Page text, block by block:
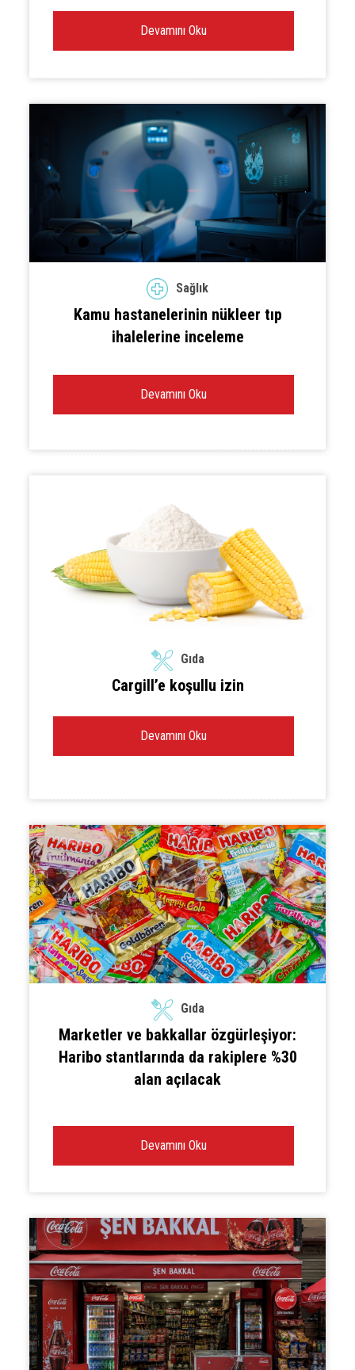
Devamını Oku
Sağlık
Kamu hastanelerinin nükleer tıp
ihalelerine inceleme
Devamını Oku
Gıda
Cargill’e koşullu izin
Devamını Oku
Gıda
Marketler ve bakkallar özgürleşiyor:
Haribo stantlarında da rakiplere %30
alan açılacak
Devamını Oku